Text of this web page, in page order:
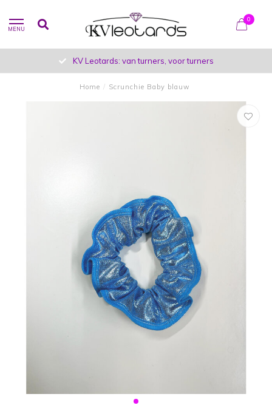
MENU
0
KV Leotards: van turners, voor turners
Home / Scrunchie Baby blauw